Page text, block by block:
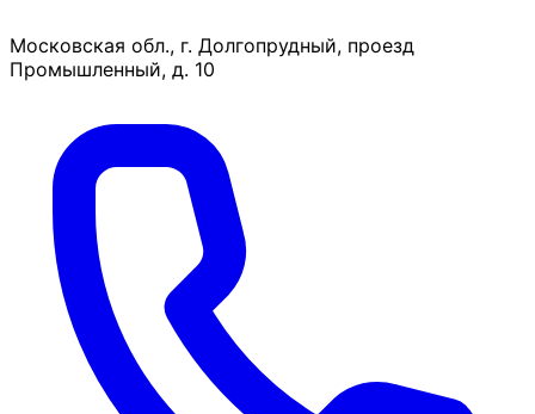
Московская обл., г. Долгопрудный, проезд
Промышленный, д. 10